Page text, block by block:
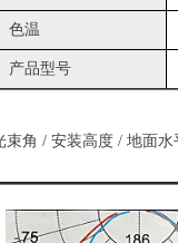
色温
产品型号
束角 / 安装高度 / 地面水